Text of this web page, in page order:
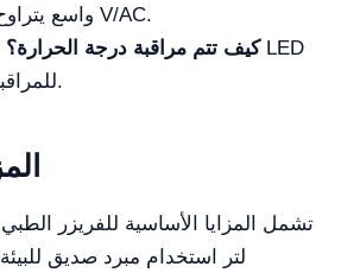
واسع يتراوح من 187 إلى 242 V/AC.
كيف تتم مراقبة درجة الحرارة؟
للمراقبة والاطلاع الواضح.
لتر استخدام مبرد صديق